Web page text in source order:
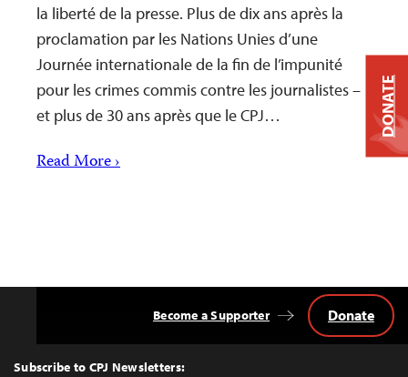
la liberté de la presse. Plus de dix ans après la
proclamation par les Nations Unies d’une
Journée internationale de la fin de l’impunité
pour les crimes commis contre les journalistes –
et plus de 30 ans après que le CPJ…
Read More ›
Top
Subscribe to CPJ Newsletters:
Become a Supporter Donate
DONATE